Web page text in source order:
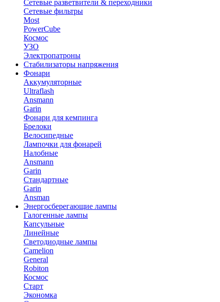
Сетевые разветвители & переходники
Сетевые фильтры
Most
PowerCube
Космос
УЗО
Электропатроны
Стабилизаторы напряжения
Фонари
Аккумуляторные
Ultraflash
Ansmann
Garin
Фонари для кемпинга
Брелоки
Велосипедные
Лампочки для фонарей
Налобные
Ansmann
Garin
Стандартные
Garin
Ansman
Энергосберегающие лампы
Галогенные лампы
Капсульные
Линейные
Светодиодные лампы
Camelion
General
Robiton
Космос
Старт
Экономка